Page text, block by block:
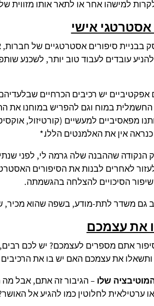
למישהו אחר או לתאר אותו מזווית
אסטרטגי אישי
בבניית סיפורים אסטרטגיים של חברות,
להניע עובדים לעבוד טוב יותר, לשכנע
אפקטיביים יש רכיבים הכרחיים
במוח וגם להפריש במוחנו את
מפאסיביים למעשיים (קורטיזול,
אין את האלמנטים הללו.*
הנקודה שההבנה שלה גרמה לי, לפני
לאחרים לבנות את הסיפורים
הסיכויים להצלחה בהגשמתה.
גם משדר לתת-מודע, בשפה שהוא
את עצמכם
אתם מספרים לעצמכם? יש לכם
ותשאלו את עצמכם האם יש בו את
שלו – הגיבור זה אתם, אבל
ערטילאית לחלוטין כמו להגיע אל